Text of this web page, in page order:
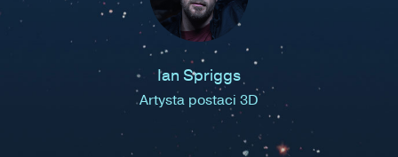
Ian Spriggs
Artysta postaci 3D